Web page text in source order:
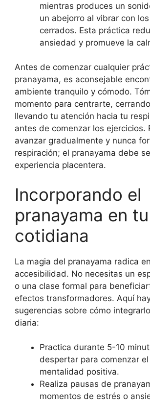
mientras produces un
un abejorro al vibrar con
cerrados. Esta práctica
ansiedad y promueve la
Antes de comenzar cualquier
pranayama, es aconsejable
ambiente tranquilo y cómodo.
momento para centrarte,
llevando tu atención hacia tu
antes de comenzar los ejercicios.
avanzar gradualmente y nunca
respiración; el pranayama debe
experiencia placentera.
Incorporando el
pranayama en
cotidiana
La magia del pranayama radica
accesibilidad. No necesitas un
o una clase formal para
efectos transformadores. Aquí
sugerencias sobre cómo
diaria:
Practica durante 5-10
despertar para comenzar
mentalidad positiva.
Realiza pausas de
momentos de estrés o